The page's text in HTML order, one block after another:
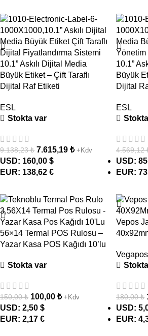
10.1” Askılı Dijital Media
Büyük Etiket – Çift Taraflı
Dijital Raf Etiketi
ESL
Stokta var
9.138,23₺ 7.615,19 ₺ +Kdv
USD: 160,00 $
EUR: 138,62 €
10.1”
Büyük
Dijital
ESL
4.569,12
USD:
EUR:
56×14 Termal POS Rulosu –
Yazar Kasa POS Kağıdı 10’lu
Stokta var
150,00₺ 100,00 ₺ +Kdv
USD: 2,50 $
EUR: 2,17 €
Vepos
Vegapos
180,00₺
USD:
EUR: